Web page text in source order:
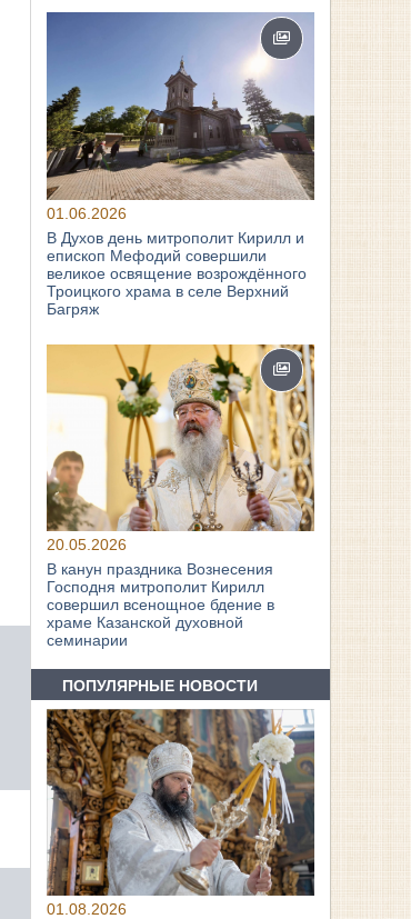
01.06.2026
В Духов день митрополит Кирилл и
епископ Мефодий совершили
великое освящение возрождённого
Троицкого храма в селе Верхний
Багряж
20.05.2026
В канун праздника Вознесения
Господня митрополит Кирилл
совершил всенощное бдение в
храме Казанской духовной
семинарии
ПОПУЛЯРНЫЕ НОВОСТИ
01.08.2026